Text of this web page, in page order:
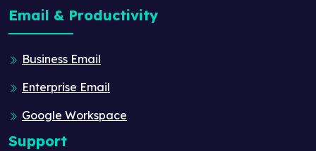
Email & Productivity
Business Email
Enterprise Email
Google Workspace
Support